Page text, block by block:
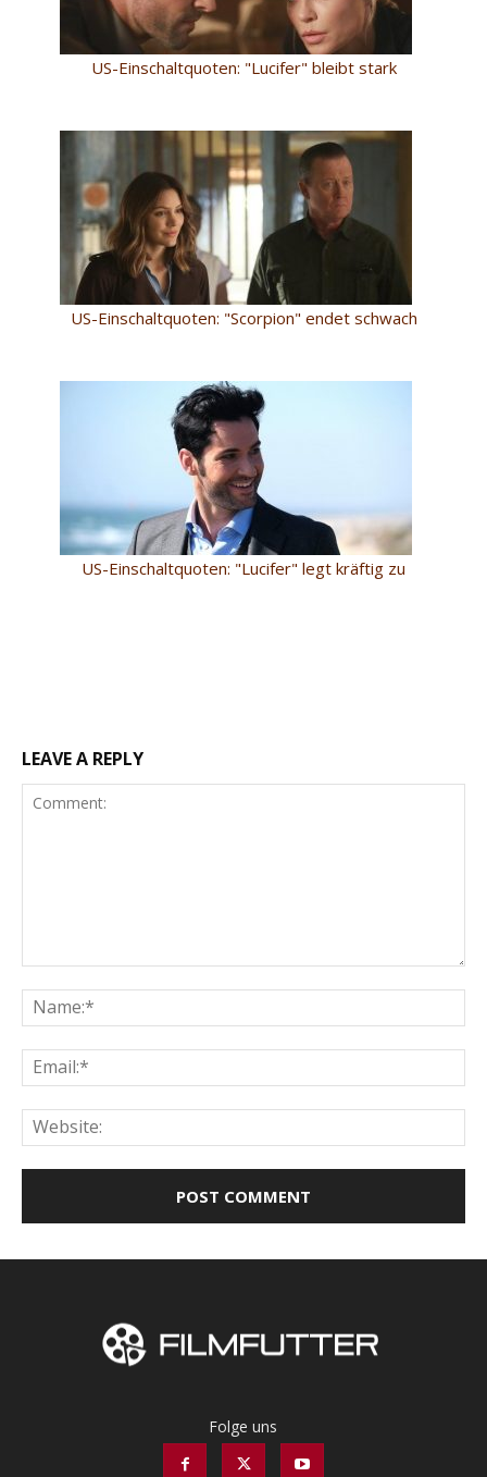
US-Einschaltquoten: "Lucifer" bleibt stark
US-Einschaltquoten: "Scorpion" endet schwach
US-Einschaltquoten: "Lucifer" legt kräftig zu
LEAVE A REPLY
Folge uns